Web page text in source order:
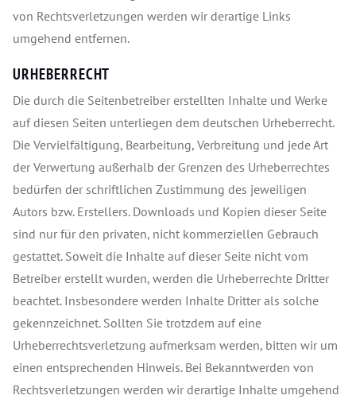
von Rechtsverletzungen werden wir derartige Links
umgehend entfernen.
URHEBERRECHT
Die durch die Seitenbetreiber erstellten Inhalte und Werke
auf diesen Seiten unterliegen dem deutschen Urheberrecht.
Die Vervielfältigung, Bearbeitung, Verbreitung und jede Art
der Verwertung außerhalb der Grenzen des Urheberrechtes
bedürfen der schriftlichen Zustimmung des jeweiligen
Autors bzw. Erstellers. Downloads und Kopien dieser Seite
sind nur für den privaten, nicht kommerziellen Gebrauch
gestattet. Soweit die Inhalte auf dieser Seite nicht vom
Betreiber erstellt wurden, werden die Urheberrechte Dritter
beachtet. Insbesondere werden Inhalte Dritter als solche
gekennzeichnet. Sollten Sie trotzdem auf eine
Urheberrechtsverletzung aufmerksam werden, bitten wir um
einen entsprechenden Hinweis. Bei Bekanntwerden von
Rechtsverletzungen werden wir derartige Inhalte umgehend